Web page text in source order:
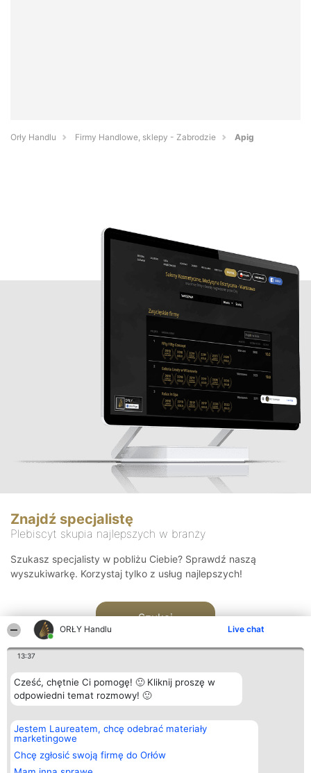
ORŁY Handlu Live chat
13:37
Cześć, chętnie Ci pomogę! 🙂 Kliknij proszę w
odpowiedni temat rozmowy! 🙂
Jestem Laureatem, chcę odebrać materiały
marketingowe
Chcę zgłosić swoją firmę do Orłów
Orły Handlu Firmy Handlowe, sklepy - Zabrodzie Apig
Znajdź specjalistę
Plebiscyt skupia najlepszych w branży
Szukasz specjalisty w pobliżu Ciebie? Sprawdź naszą
wyszukiwarkę. Korzystaj tylko z usług najlepszych!
Szukaj
Organizator plebiscytu
Bright Side Solutions sp. z o.
o. sp. k.
ul. Ruska 22
Wrocław 50-079
KRS 0000749100 | Regon
Plebiscyt
Laureaci
wszystkich
Laureatów
Kontakt
Kontakt